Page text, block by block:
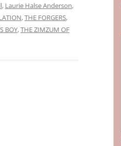
, Laurie Halse Anderson,
,THE FORGERS,
BOY,THE ZIMZUM OF